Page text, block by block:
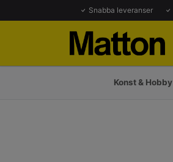
Snabba leveranser
Konst & Hobby